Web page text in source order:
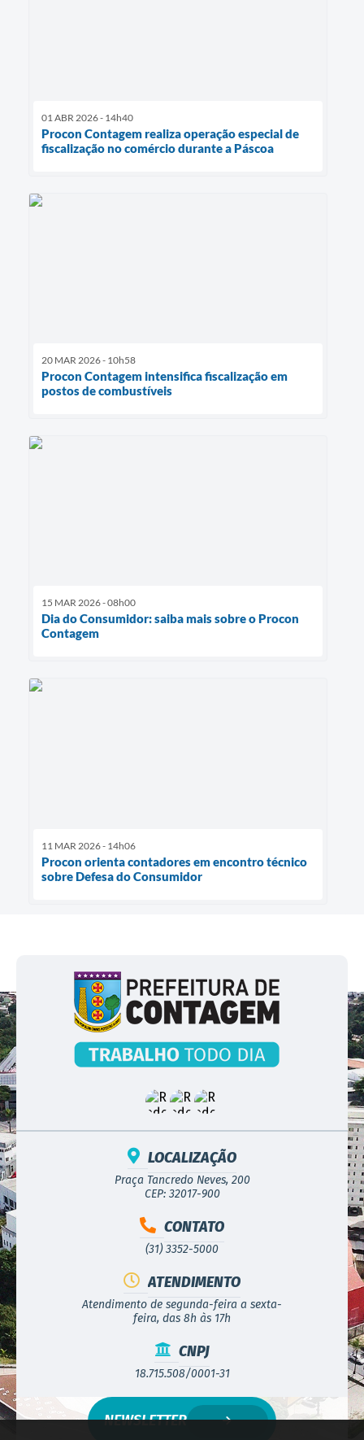
01 ABR 2026 - 14h40
Procon Contagem realiza operação especial de
fiscalização no comércio durante a Páscoa
20 MAR 2026 - 10h58
Procon Contagem intensifica fiscalização em
postos de combustíveis
15 MAR 2026 - 08h00
Dia do Consumidor: saiba mais sobre o Procon
Contagem
11 MAR 2026 - 14h06
Procon orienta contadores em encontro técnico
sobre Defesa do Consumidor
LOCALIZAÇÃO
Praça Tancredo Neves, 200
CEP: 32017-900
CONTATO
(31) 3352-5000
ATENDIMENTO
Atendimento de segunda-feira a sexta-
feira, das 8h às 17h
CNPJ
18.715.508/0001-31
NEWSLETTER